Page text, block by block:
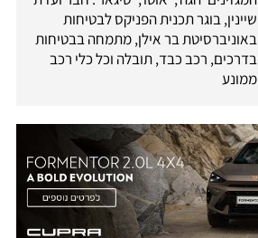
שיינין, בוגר תכנית הפניקס לבטיחות
באוניברסיטת בר אילן, מתמחה בבטיחות
בדרכים, רכב כבד, תובלה וכל כלי רכב
ממונע